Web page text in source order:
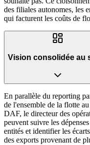
des filiales autonomes, les
qui facturent les coûts de
Vision consolidée au
En parallèle du reporting
de l'ensemble de la flotte
DAF, le directeur des
peuvent suivre les
entités et identifier les
des exports provenant de